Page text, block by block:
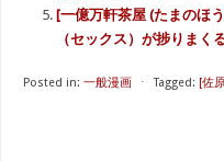
[一億万軒茶屋 (たまのほ
（セックス）が捗りまく
Posted in: 一般漫画 ⋅ Tagged: [佐